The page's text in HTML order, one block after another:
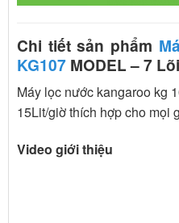
Chi tiết sản phẩm
KG107 MODEL – 7
Máy lọc nước kangaroo kg
15Lit/giờ thích hợp cho mọi
Video giới thiệu